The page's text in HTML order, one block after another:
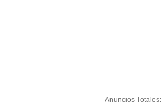
Anuncios Totales: